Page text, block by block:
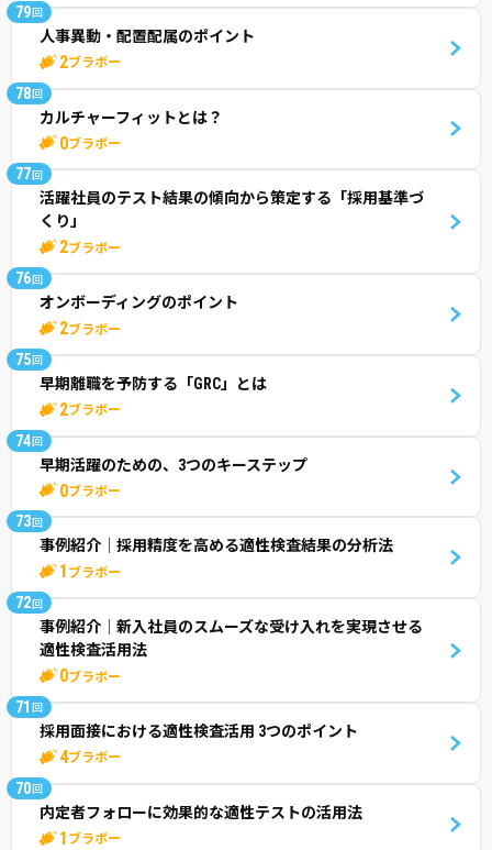
79回
人事異動・配置配属のポイント
2ブラボー
78回
カルチャーフィットとは？
0ブラボー
77回
活躍社員のテスト結果の傾向から策定する「採用基準づ
くり」
2ブラボー
76回
オンボーディングのポイント
2ブラボー
75回
早期離職を予防する「GRC」とは
2ブラボー
74回
早期活躍のための、3つのキーステップ
0ブラボー
73回
事例紹介│採用精度を高める適性検査結果の分析法
1 ブラボー
72回
事例紹介│新入社員のスムーズな受け入れを実現させる
適性検査活用法
0ブラボー
71 回
採用面接における適性検査活用 3つのポイント
4ブラボー
70回
内定者フォローに効果的な適性テストの活用法
1 ブラボー